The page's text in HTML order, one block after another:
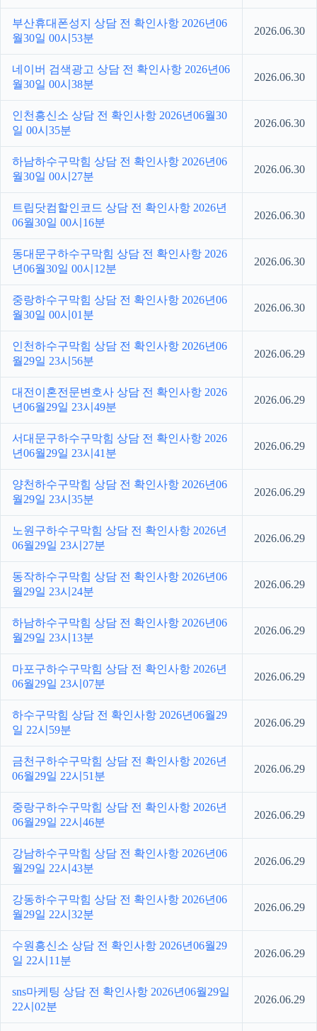
부산휴대폰성지 상담 전 확인사항 2026년06
월30일 00시53분
2026.06.30
네이버 검색광고 상담 전 확인사항 2026년06
월30일 00시38분
2026.06.30
인천흥신소 상담 전 확인사항 2026년06월30
일 00시35분
2026.06.30
하남하수구막힘 상담 전 확인사항 2026년06
월30일 00시27분
2026.06.30
트립닷컴할인코드 상담 전 확인사항 2026년
06월30일 00시16분
2026.06.30
동대문구하수구막힘 상담 전 확인사항 2026
년06월30일 00시12분
2026.06.30
중랑하수구막힘 상담 전 확인사항 2026년06
월30일 00시01분
2026.06.30
인천하수구막힘 상담 전 확인사항 2026년06
월29일 23시56분
2026.06.29
대전이혼전문변호사 상담 전 확인사항 2026
년06월29일 23시49분
2026.06.29
서대문구하수구막힘 상담 전 확인사항 2026
년06월29일 23시41분
2026.06.29
양천하수구막힘 상담 전 확인사항 2026년06
월29일 23시35분
2026.06.29
노원구하수구막힘 상담 전 확인사항 2026년
06월29일 23시27분
2026.06.29
동작하수구막힘 상담 전 확인사항 2026년06
월29일 23시24분
2026.06.29
하남하수구막힘 상담 전 확인사항 2026년06
월29일 23시13분
2026.06.29
마포구하수구막힘 상담 전 확인사항 2026년
06월29일 23시07분
2026.06.29
하수구막힘 상담 전 확인사항 2026년06월29
일 22시59분
2026.06.29
금천구하수구막힘 상담 전 확인사항 2026년
06월29일 22시51분
2026.06.29
중랑구하수구막힘 상담 전 확인사항 2026년
06월29일 22시46분
2026.06.29
강남하수구막힘 상담 전 확인사항 2026년06
월29일 22시43분
2026.06.29
강동하수구막힘 상담 전 확인사항 2026년06
월29일 22시32분
2026.06.29
수원흥신소 상담 전 확인사항 2026년06월29
일 22시11분
2026.06.29
sns마케팅 상담 전 확인사항 2026년06월29일
22시02분
2026.06.29